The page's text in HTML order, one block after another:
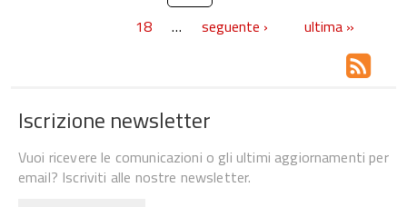
18
… seguente › ultima »
Iscrizione newsletter
Vuoi ricevere le comunicazioni o gli ultimi aggiornamenti per
email? Iscriviti alle nostre newsletter.